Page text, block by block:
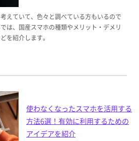
えていて、色々と調べている方もいるので
は、国産スマホの種類やメリット・デメリ
を紹介します。
使わなくなったスマホを活用する
方法6選！有効に利用するための
アイデアを紹介